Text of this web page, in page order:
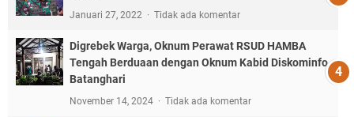
Januari 27, 2022 Tidak ada komentar
Digrebek Warga, Oknum Perawat RSUD HAMBA
Tengah Berduaan dengan Oknum Kabid Diskominfo
Batanghari
November 14, 2024 Tidak ada komentar